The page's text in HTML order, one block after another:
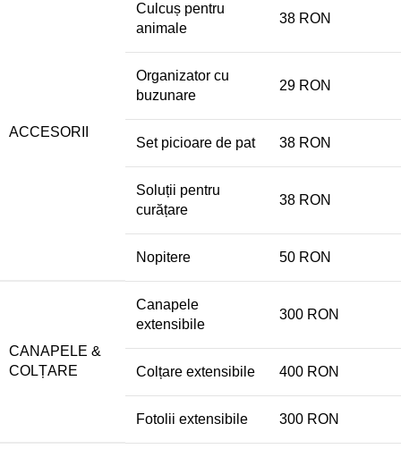
ACCESORII
Culcuș pentru
animale
38 RON
Organizator cu
buzunare
29 RON
Set picioare de pat 38 RON
Soluții pentru
curățare
38 RON
Nopitere 50 RON
CANAPELE &
COLȚARE
Canapele
extensibile
300 RON
Colțare extensibile 400 RON
Fotolii extensibile 300 RON